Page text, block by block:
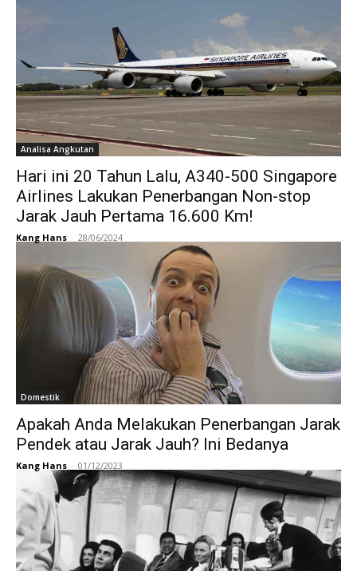
Analisa Angkutan
Hari ini 20 Tahun Lalu, A340-500 Singapore
Airlines Lakukan Penerbangan Non-stop
Jarak Jauh Pertama 16.600 Km!
Kang Hans - 28/06/2024
Domestik
Apakah Anda Melakukan Penerbangan Jarak
Pendek atau Jarak Jauh? Ini Bedanya
Kang Hans - 01/12/2023